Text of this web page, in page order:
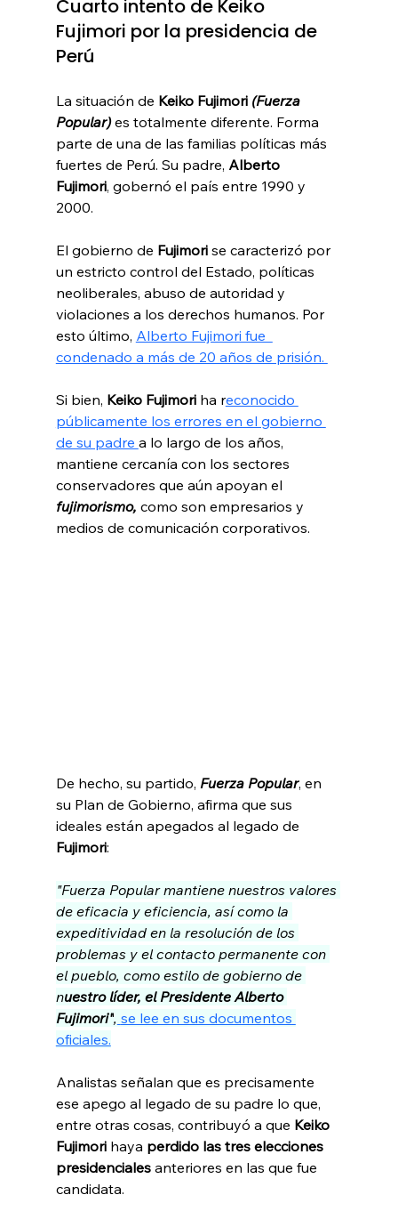
Cuarto intento de Keiko
Fujimori por la presidencia de
Perú
La situación de Keiko Fujimori (Fuerza
Popular) es totalmente diferente. Forma
parte de una de las familias políticas más
fuertes de Perú. Su padre, Alberto
Fujimori, gobernó el país entre 1990 y
2000.
El gobierno de Fujimori se caracterizó por
un estricto control del Estado, políticas
neoliberales, abuso de autoridad y
violaciones a los derechos humanos. Por
esto último, Alberto Fujimori fue
condenado a más de 20 años de prisión.
Si bien, Keiko Fujimori ha reconocido
públicamente los errores en el gobierno
de su padre a lo largo de los años,
mantiene cercanía con los sectores
conservadores que aún apoyan el
fujimorismo, como son empresarios y
medios de comunicación corporativos.
De hecho, su partido, Fuerza Popular, en
su Plan de Gobierno, afirma que sus
ideales están apegados al legado de
Fujimori:
"Fuerza Popular mantiene nuestros valores
de eficacia y eficiencia, así como la
expeditividad en la resolución de los
problemas y el contacto permanente con
el pueblo, como estilo de gobierno de
nuestro líder, el Presidente Alberto
Fujimori", se lee en sus documentos
oficiales.
Analistas señalan que es precisamente
ese apego al legado de su padre lo que,
entre otras cosas, contribuyó a que Keiko
Fujimori haya perdido las tres elecciones
presidenciales anteriores en las que fue
candidata.